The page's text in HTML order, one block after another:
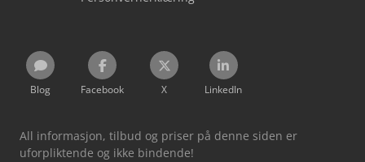
Blog Facebook X LinkedIn
All informasjon, tilbud og priser på denne siden er
uforpliktende og ikke bindende!